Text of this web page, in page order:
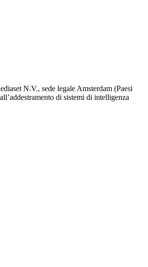
N.V., sede legale Amsterdam (Paesi
di sistemi di intelligenza